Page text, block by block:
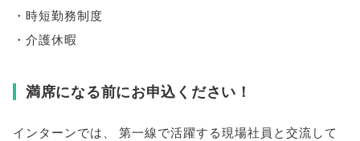
・時短勤務制度
・介護休暇
満席になる前にお申込ください！
インターンでは
第一線で活躍する現場社員と交流して